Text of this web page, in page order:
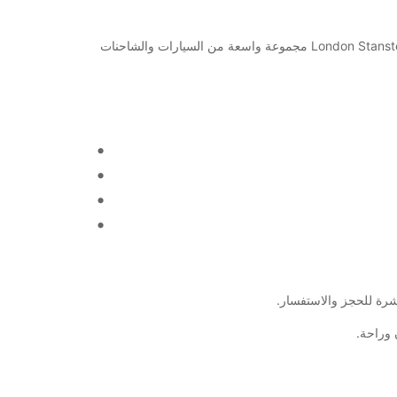
أهلاً بكم في مطار لندن ستانستد، حيث تقدم Europcar خدمات تأجير السيارات الرائعة للزوار والمسافرين. تقدم Europcar في London Stansted Airport مجموعة واسعة من السيارات والشاحنات